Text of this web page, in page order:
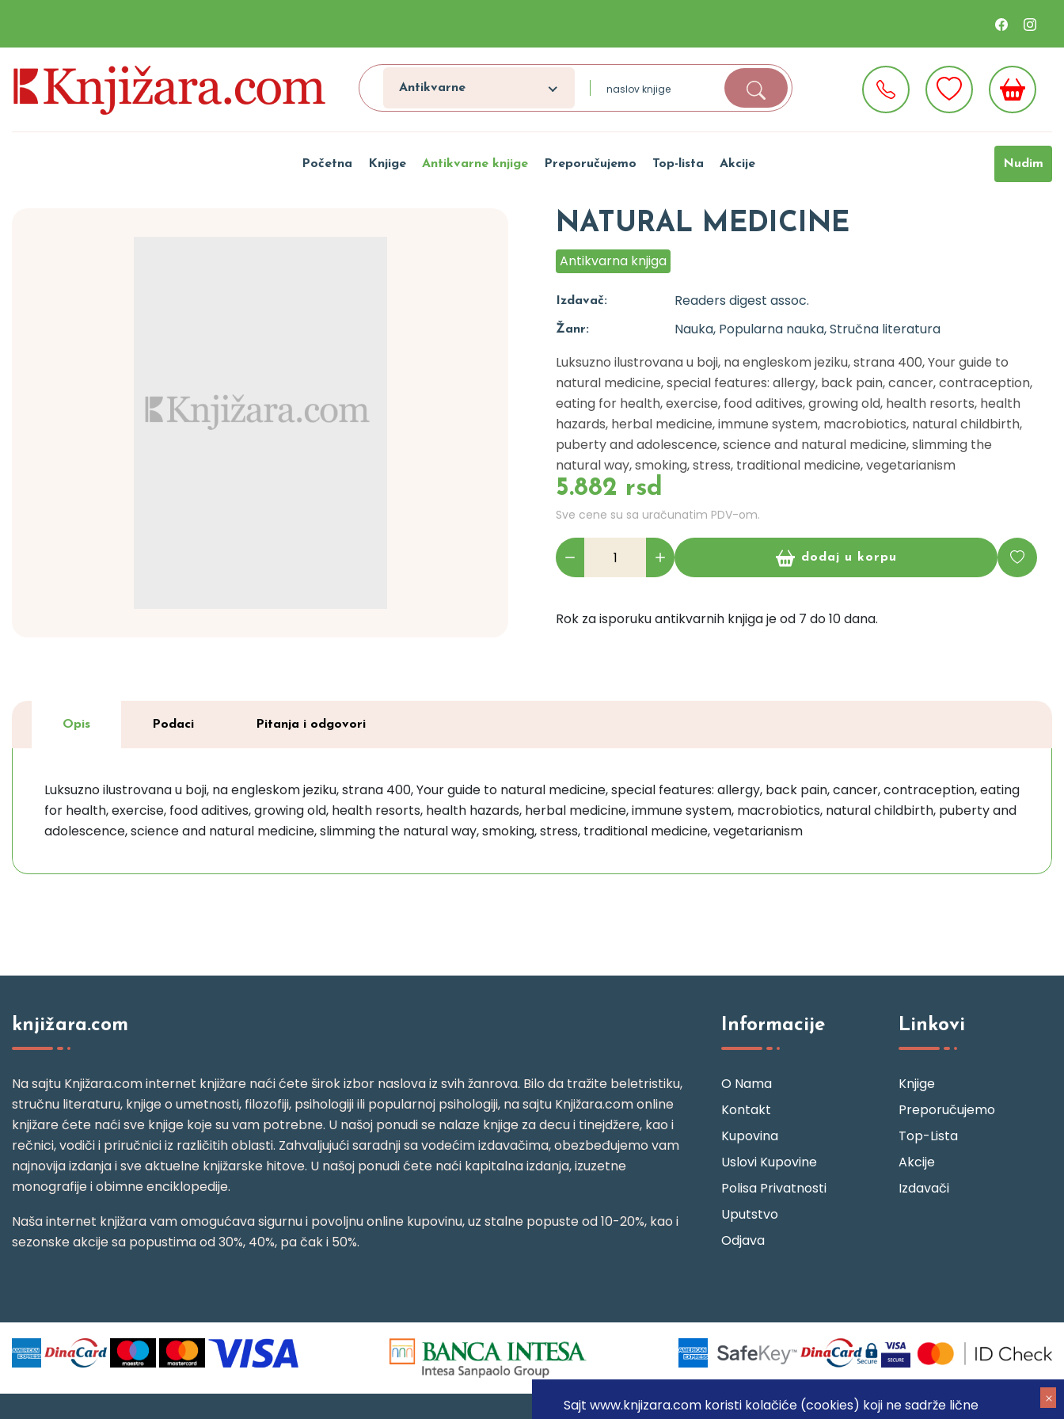
Sajt www.knjizara.com koristi kolačiće (cookies) koji ne sadrže lične
Antikvarne
Početna Knjige Antikvarne knjige Preporučujemo Top-lista Akcije Nudim
NATURAL MEDICINE
Antikvarna knjiga
Izdavač: Readers digest assoc.
Žanr:
Nauka, Popularna nauka, Stručna literatura
Luksuzno ilustrovana u boji, na engleskom jeziku, strana 400, Your guide to
natural medicine, special features: allergy, back pain, cancer, contraception,
eating for health, exercise, food aditives, growing old, health resorts, health
hazards, herbal medicine, immune system, macrobiotics, natural childbirth,
puberty and adolescence, science and natural medicine, slimming the
natural way, smoking, stress, traditional medicine, vegetarianism
5.882 rsd
Sve cene su sa uračunatim PDV-om.
dodaj u korpu
Rok za isporuku antikvarnih knjiga je od 7 do 10 dana.
Opis Podaci Pitanja i odgovori
Luksuzno ilustrovana u boji, na engleskom jeziku, strana 400, Your guide to natural medicine, special features: allergy, back pain, cancer, contraception, eating
for health, exercise, food aditives, growing old, health resorts, health hazards, herbal medicine, immune system, macrobiotics, natural childbirth, puberty and
adolescence, science and natural medicine, slimming the natural way, smoking, stress, traditional medicine, vegetarianism
knjižara.com
Na sajtu Knjižara.com internet knjižare naći ćete širok izbor naslova iz svih žanrova. Bilo da tražite beletristiku,
stručnu literaturu, knjige o umetnosti, filozofiji, psihologiji ili popularnoj psihologiji, na sajtu Knjižara.com online
knjižare ćete naći sve knjige koje su vam potrebne. U našoj ponudi se nalaze knjige za decu i tinejdžere, kao i
rečnici, vodiči i priručnici iz različitih oblasti. Zahvaljujući saradnji sa vodećim izdavačima, obezbeđujemo vam
najnovija izdanja i sve aktuelne knjižarske hitove. U našoj ponudi ćete naći kapitalna izdanja, izuzetne
monografije i obimne enciklopedije.
Naša internet knjižara vam omogućava sigurnu i povoljnu online kupovinu, uz stalne popuste od 10-20%, kao i
sezonske akcije sa popustima od 30%, 40%, pa čak i 50%.
Informacije
O Nama
Kontakt
Kupovina
Uslovi Kupovine
Polisa Privatnosti
Uputstvo
Odjava
Linkovi
Knjige
Preporučujemo
Top-Lista
Akcije
Izdavači